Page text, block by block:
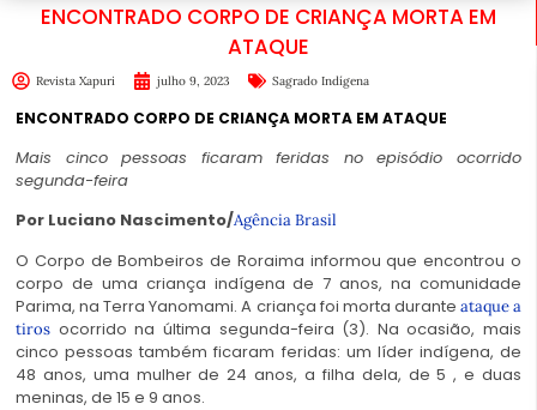
ENCONTRADO CORPO DE CRIANÇA MORTA EM
ATAQUE
Revista Xapuri julho 9, 2023 Sagrado Indígena
ENCONTRADO CORPO DE CRIANÇA MORTA EM ATAQUE
Mais cinco pessoas ficaram feridas no episódio ocorrido
segunda-feira
Por Luciano Nascimento/Agência Brasil
O Corpo de Bombeiros de Roraima informou que encontrou o
corpo de uma criança indígena de 7 anos, na comunidade
Parima, na Terra Yanomami. A criança foi morta durante ataque a
tiros ocorrido na última segunda-feira (3). Na ocasião, mais
cinco pessoas também ficaram feridas: um líder indígena, de
48 anos, uma mulher de 24 anos, a filha dela, de 5 , e duas
meninas, de 15 e 9 anos.